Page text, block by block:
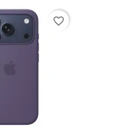
favorite_border